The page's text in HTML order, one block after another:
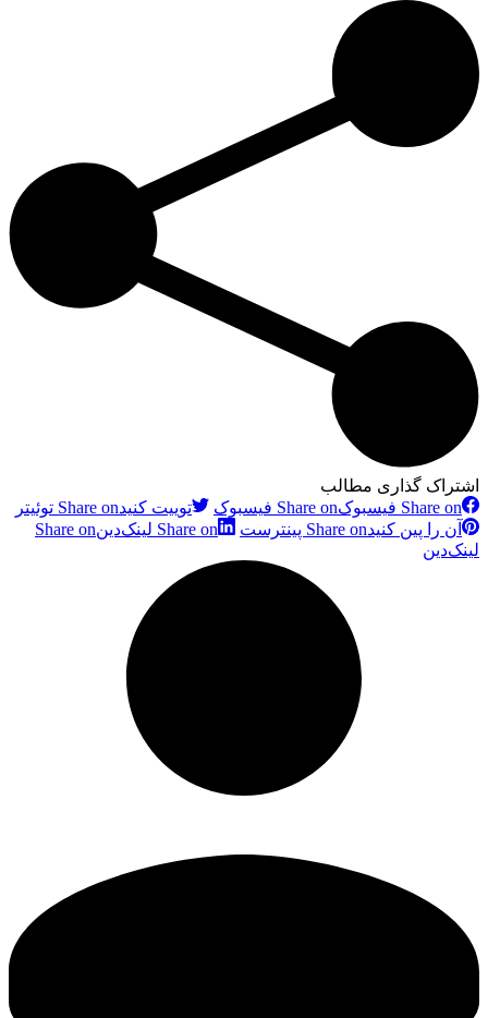
اشتراک گذاری مطالب
Share on فیسبوک
Share on فیسبوک توییت کنیدShare on توئیتر
آن را پین کنیدShare on پینترست Share on لینک‌دین
Share on
لینک‌دین